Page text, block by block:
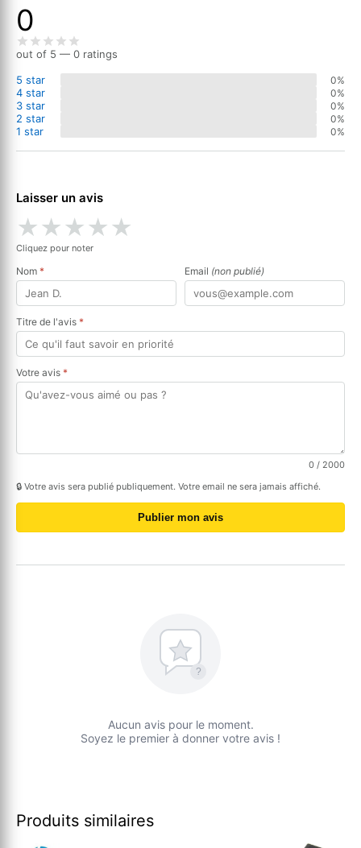
0
out of 5 — 0 ratings
5 star
0%
4 star 0%
3 star 0%
2 star 0%
1 star 0%
Laisser un avis
★★★★★
Cliquez pour noter
Nom * Email (non publié)
Titre de l'avis *
Votre avis *
0 / 2000
🔒 Votre avis sera publié publiquement. Votre email ne sera jamais affiché.
Publier mon avis
?
Aucun avis pour le moment.
Soyez le premier à donner votre avis !
Produits similaires